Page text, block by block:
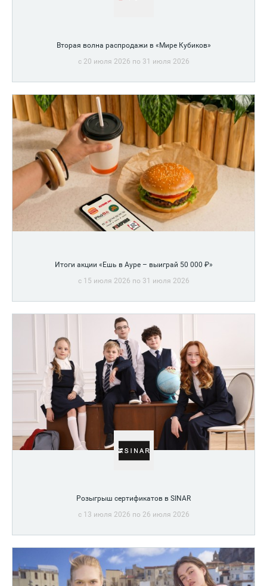
Вторая волна распродажи в «Мире Кубиков»
c 20 июля 2026 по 31 июля 2026
Итоги акции «Ешь в Ауре – выиграй 50 000 ₽»
c 15 июля 2026 по 31 июля 2026
Розыгрыш сертификатов в SINAR
c 13 июля 2026 по 26 июля 2026